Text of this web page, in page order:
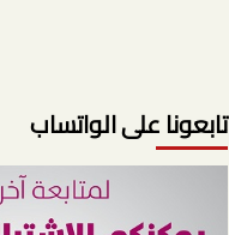
تابعونا على الواتساب